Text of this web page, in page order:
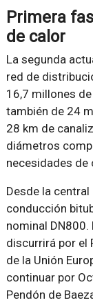
Primera
de calor
La segunda
red de
16,7 millones
también de 24
28 km de
diámetros
necesidades de
Desde la
conducción
nominal
discurrirá por el
de la Unión
continuar por
Pendón de